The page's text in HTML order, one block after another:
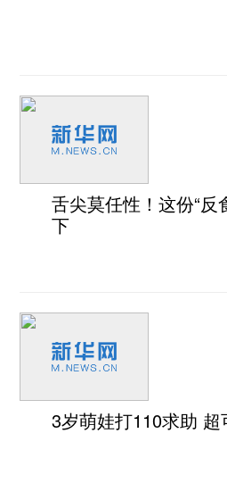
舌尖莫任性！这份“反
下
3岁萌娃打110求助